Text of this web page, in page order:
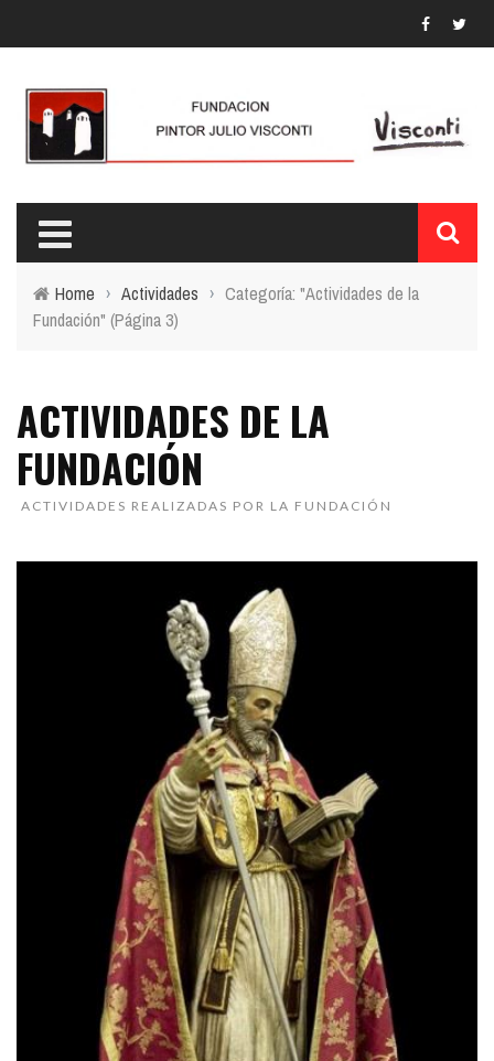
Home › Actividades › Categoría: "Actividades de la
Fundación" (Página 3)
ACTIVIDADES DE LA
FUNDACIÓN
ACTIVIDADES REALIZADAS POR LA FUNDACIÓN